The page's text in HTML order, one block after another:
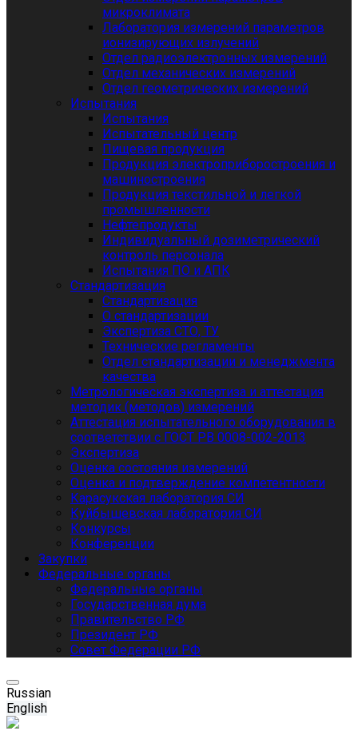
микроклимата
Лаборатория измерений параметров
ионизирующих излучений
Отдел радиоэлектронных измерений
Отдел механических измерений
Отдел геометрических измерений
Испытания
Испытания
Испытательный центр
Пищевая продукция
Продукция электроприборостроения и
машиностроения
Продукция текстильной и легкой
промышленности
Нефтепродукты
Индивидуальный дозиметрический
контроль персонала
Испытания ПО и АПК
Стандартизация
Стандартизация
О стандартизации
Экспертиза СТО, ТУ
Технические регламенты
Отдел стандартизации и менеджмента
качества
Метрологическая экспертиза и аттестация
методик (методов) измерений
Аттестация испытательного оборудования в
соответствии с ГОСТ РВ 0008-002-2013
Экспертиза
Оценка состояния измерений
Оценка и подтверждение компетентности
Карасукская лаборатория СИ
Куйбышевская лаборатория СИ
Конкурсы
Конференции
Закупки
Федеральные органы
Федеральные органы
Государственная дума
Правительство РФ
Президент РФ
Совет Федерации РФ
Russian
English